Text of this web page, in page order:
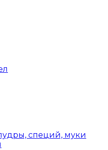
специй, муки